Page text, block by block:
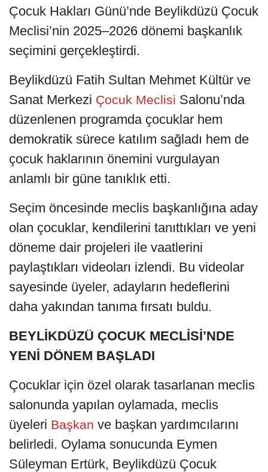
Çocuk Hakları Günü’nde Beylikdüzü Çocuk
Meclisi’nin 2025–2026 dönemi başkanlık
seçimini gerçekleştirdi.
Beylikdüzü Fatih Sultan Mehmet Kültür ve
Sanat Merkezi Çocuk Meclisi Salonu’nda
düzenlenen programda çocuklar hem
demokratik sürece katılım sağladı hem de
çocuk haklarının önemini vurgulayan
anlamlı bir güne tanıklık etti.
Seçim öncesinde meclis başkanlığına aday
olan çocuklar, kendilerini tanıttıkları ve yeni
döneme dair projeleri ile vaatlerini
paylaştıkları videoları izlendi. Bu videolar
sayesinde üyeler, adayların hedeflerini
daha yakından tanıma fırsatı buldu.
BEYLİKDÜZÜ ÇOCUK MECLİSİ’NDE
YENİ DÖNEM BAŞLADI
Çocuklar için özel olarak tasarlanan meclis
salonunda yapılan oylamada, meclis
üyeleri Başkan ve başkan yardımcılarını
belirledi. Oylama sonucunda Eymen
Süleyman Ertürk, Beylikdüzü Çocuk